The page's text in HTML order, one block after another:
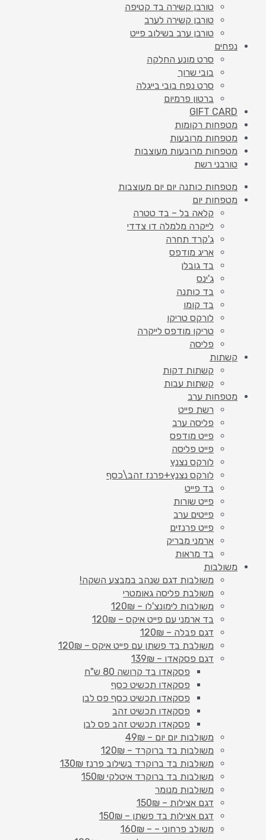
טורבן קשירה בד קטיפה
טורבן קשירה לערב
טורבן ערב בשילוב פייט
נפחים
סרט מונע החלקה
בובי שרוך
סרט נפח בובי בייגלה
ברטון פרמיום
GIFT CARD
מטפחות רקומות
מטפחות מרובעות
מטפחות מרובעות מעוצבות
טורבני רשת
מטפחות כותנה יום יום מעוצבות
מטפחות יום
קלאה בל – בד טטרה
לייקרה מלמלה דו צדדי
ג'קרד תחרה
אריג מודפס
בד גובלן
ג'ינס
בד כותנה
בד קומו
לורקס טריקו
טריקו מודפס לייקרה
פליסה
קשתות
קשתות דקות
קשתות עבות
מטפחות ערב
רשת פייט
פליסה ערב
פייט מודפס
פייט פליסה
לורקס נצנץ
לורקס נצנץ+פרנז זהב\כסף
בד פייט
פייט שורות
פייטים ערב
פייט פרנזים
ארמני מבריק
בד מראות
משולבות
משולבות דגם שנהב במבצע השקה!
משולבת פליסה גאומטרי
משולבות לימונצ'לו – 120₪
בד ארמני עם פייט איקס – 120₪
דגם פבלה – 120₪
משולבת בד פשתן עם פייט איקס – 120₪
דגם פסקאדו – 139₪
פסקאדו בד קרושה 80 ש"ח
פסקאדו תכשיט כסף
פסקאדו תכשיט כסף פס לבן
פסקאדו תכשיט זהב
פסקאדו תכשיט זהב פס לבן
משולבות יום יום – 49₪
משולבות בד ברוקרד – 120₪
משולבות בד ברוקרד בשילוב פרנז 130₪
משולבות בד ברוקרד איטלקי 150₪
משולבות מנומר
דגם אצילות – 150₪
דגם אצילות בד פשתן – 150₪
משולב פרחוני – – 160₪